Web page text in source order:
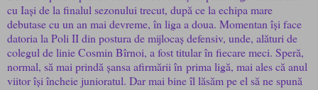
cu Iași de la finalul sezonului trecut, după ce la echipa mare
debutase cu un an mai devreme, în liga a doua. Momentan își face
datoria la Poli II din postura de mijlocaș defensiv, unde, alături de
colegul de linie Cosmin Bîrnoi, a fost titular în fiecare meci. Speră,
normal, să mai prindă șansa afirmării în prima ligă, mai ales că anul
viitor își încheie junioratul. Dar mai bine îl lăsăm pe el să ne spună